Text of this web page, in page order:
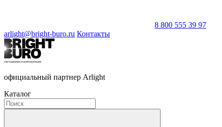
8 800 555 39 97
arlight@bright-buro.ru Контакты
официальный партнер Arlight
Каталог